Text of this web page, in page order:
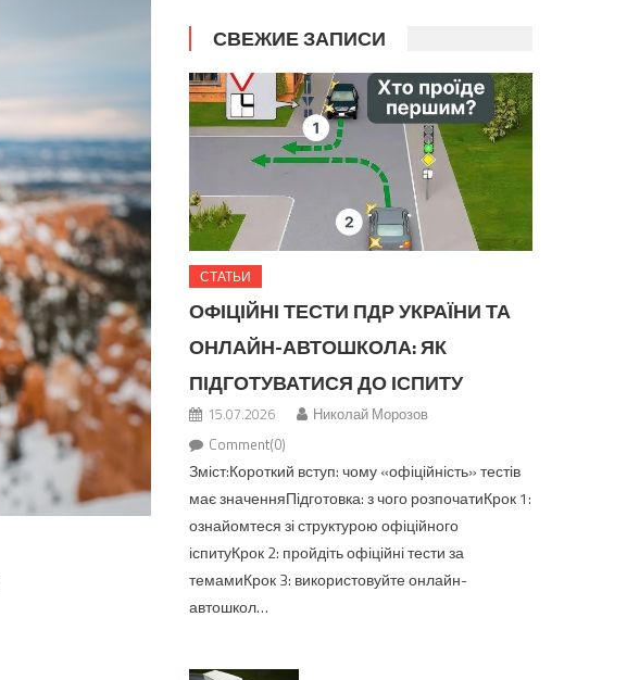
СВЕЖИЕ ЗАПИСИ
СТАТЬИ
ОФІЦІЙНІ ТЕСТИ ПДР УКРАЇНИ ТА
ОНЛАЙН-АВТОШКОЛА: ЯК
ПІДГОТУВАТИСЯ ДО ІСПИТУ
15.07.2026
Николай Морозов
Comment(0)
Зміст:Короткий вступ: чому «офіційність» тестів
має значенняПідготовка: з чого розпочатиКрок 1:
ознайомтеся зі структурою офіційного
іспитуКрок 2: пройдіть офіційні тести за
темамиКрок 3: використовуйте онлайн-
автошкол…